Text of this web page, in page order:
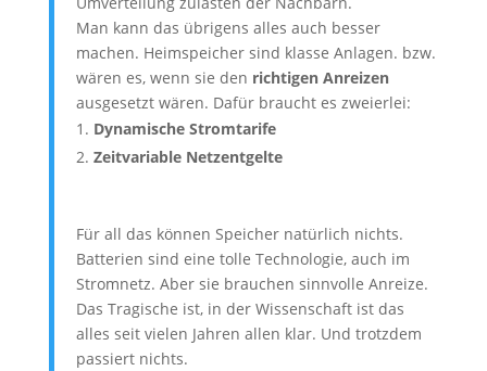
Man kann das übrigens alles auch besser
machen. Heimspeicher sind klasse Anlagen. bzw.
wären es, wenn sie den richtigen Anreizen
ausgesetzt wären. Dafür braucht es zweierlei:
Dynamische Stromtarife
Zeitvariable Netzentgelte
Für all das können Speicher natürlich nichts.
Batterien sind eine tolle Technologie, auch im
Stromnetz. Aber sie brauchen sinnvolle Anreize.
Das Tragische ist, in der Wissenschaft ist das
alles seit vielen Jahren allen klar. Und trotzdem
passiert nichts.